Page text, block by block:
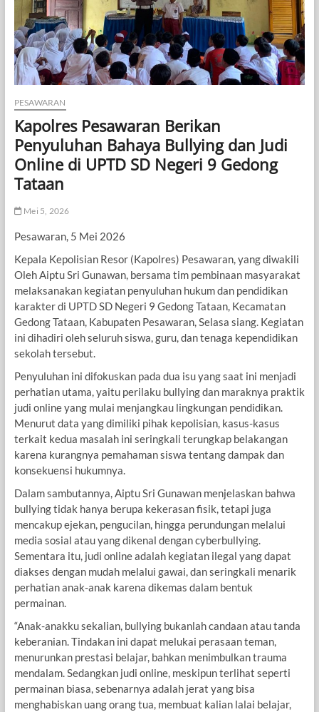
PESAWARAN
Kapolres Pesawaran Berikan
Penyuluhan Bahaya Bullying dan Judi
Online di UPTD SD Negeri 9 Gedong
Tataan
Mei 5, 2026
Pesawaran, 5 Mei 2026
Kepala Kepolisian Resor (Kapolres) Pesawaran, yang diwakili
Oleh Aiptu Sri Gunawan, bersama tim pembinaan masyarakat
melaksanakan kegiatan penyuluhan hukum dan pendidikan
karakter di UPTD SD Negeri 9 Gedong Tataan, Kecamatan
Gedong Tataan, Kabupaten Pesawaran, Selasa siang. Kegiatan
ini dihadiri oleh seluruh siswa, guru, dan tenaga kependidikan
sekolah tersebut.
Penyuluhan ini difokuskan pada dua isu yang saat ini menjadi
perhatian utama, yaitu perilaku bullying dan maraknya praktik
judi online yang mulai menjangkau lingkungan pendidikan.
Menurut data yang dimiliki pihak kepolisian, kasus-kasus
terkait kedua masalah ini seringkali terungkap belakangan
karena kurangnya pemahaman siswa tentang dampak dan
konsekuensi hukumnya.
Dalam sambutannya, Aiptu Sri Gunawan menjelaskan bahwa
bullying tidak hanya berupa kekerasan fisik, tetapi juga
mencakup ejekan, pengucilan, hingga perundungan melalui
media sosial atau yang dikenal dengan cyberbullying.
Sementara itu, judi online adalah kegiatan ilegal yang dapat
diakses dengan mudah melalui gawai, dan seringkali menarik
perhatian anak-anak karena dikemas dalam bentuk
permainan.
“Anak-anakku sekalian, bullying bukanlah candaan atau tanda
keberanian. Tindakan ini dapat melukai perasaan teman,
menurunkan prestasi belajar, bahkan menimbulkan trauma
mendalam. Sedangkan judi online, meskipun terlihat seperti
permainan biasa, sebenarnya adalah jerat yang bisa
menghabiskan uang orang tua, membuat kalian lalai belajar,